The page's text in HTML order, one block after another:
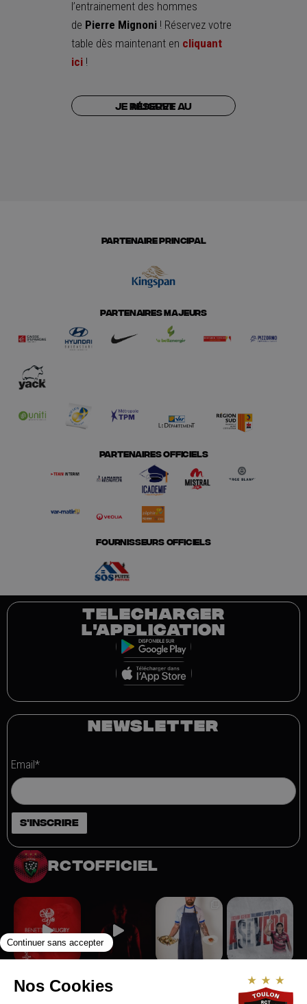
l’entrainement des hommes
de Pierre Mignoni ! Réservez votre
table dès maintenant en cliquant
ici !
Je réserve au Muguet
PARTENAIRE PRINCIPAL
PARTENAIRES MAJEURS
PARTENAIRES OFFICIELS
FOURNISSEURS OFFICIELS
TELECHARGER
L'APPLICATION
NEWSLETTER
Email*
rctofficiel